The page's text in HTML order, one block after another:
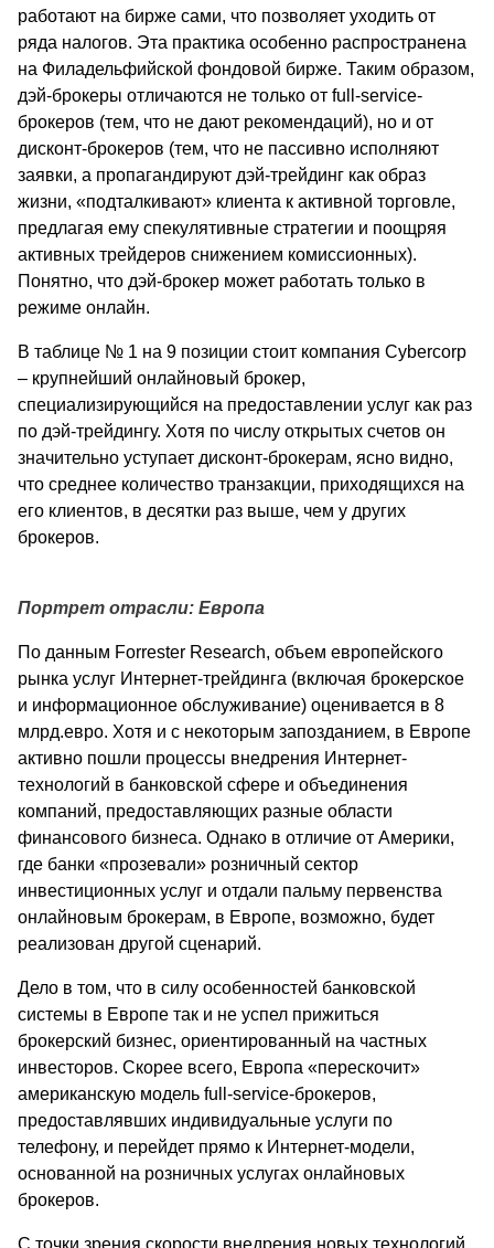
работают на бирже сами, что позволяет уходить от
ряда налогов. Эта практика особенно распространена
на Филадельфийской фондовой бирже. Таким образом,
дэй-брокеры отличаются не только от full-service-
брокеров (тем, что не дают рекомендаций), но и от
дисконт-брокеров (тем, что не пассивно исполняют
заявки, а пропагандируют дэй-трейдинг как образ
жизни, «подталкивают» клиента к активной торговле,
предлагая ему спекулятивные стратегии и поощряя
активных трейдеров снижением комиссионных).
Понятно, что дэй-брокер может работать только в
режиме онлайн.
В таблице № 1 на 9 позиции стоит компания Cybercorp
– крупнейший онлайновый брокер,
специализирующийся на предоставлении услуг как раз
по дэй-трейдингу. Хотя по числу открытых счетов он
значительно уступает дисконт-брокерам, ясно видно,
что среднее количество транзакции, приходящихся на
его клиентов, в десятки раз выше, чем у других
брокеров.
Портрет отрасли: Европа
По данным Forrester Research, объем европейского
рынка услуг Интернет-трейдинга (включая брокерское
и информационное обслуживание) оценивается в 8
млрд.евро. Хотя и с некоторым запозданием, в Европе
активно пошли процессы внедрения Интернет-
технологий в банковской сфере и объединения
компаний, предоставляющих разные области
финансового бизнеса. Однако в отличие от Америки,
где банки «прозевали» розничный сектор
инвестиционных услуг и отдали пальму первенства
онлайновым брокерам, в Европе, возможно, будет
реализован другой сценарий.
Дело в том, что в силу особенностей банковской
системы в Европе так и не успел прижиться
брокерский бизнес, ориентированный на частных
инвесторов. Скорее всего, Европа «перескочит»
американскую модель full-service-брокеров,
предоставлявших индивидуальные услуги по
телефону, и перейдет прямо к Интернет-модели,
основанной на розничных услугах онлайновых
брокеров.
С точки зрения скорости внедрения новых технологий